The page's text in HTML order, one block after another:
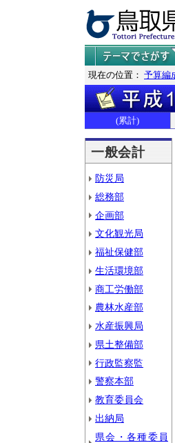
現在の位置： 予算編
(累計)
一般会計
防災局
総務部
企画部
文化観光局
福祉保健部
生活環境部
商工労働部
農林水産部
水産振興局
県土整備部
行政監察監
警察本部
教育委員会
出納局
県会・各種委員